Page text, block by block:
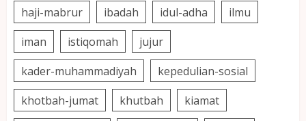
haji-mabrur
ibadah idul-adha
ilmu
iman
istiqomah
jujur
kader-muhammadiyah
kepedulian-sosial
khotbah-jumat
khutbah
kiamat